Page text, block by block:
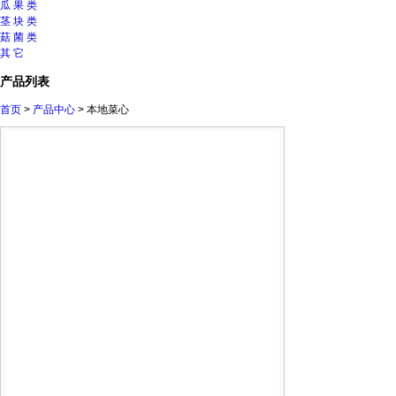
瓜 果 类
茎 块 类
菇 菌 类
其 它
产品列表
首页 > 产品中心 > 本地菜心